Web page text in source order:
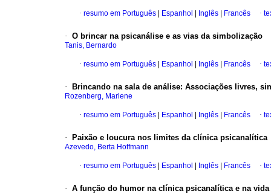
· resumo em Português Espanhol Inglês Francês ·
· O brincar na psicanálise e as vias da simbolização
Tanis, Bernardo
· resumo em Português Espanhol Inglês Francês ·
· Brincando na sala de análise: Associações livres,
Rozenberg, Marlene
· resumo em Português Espanhol Inglês Francês ·
· Paixão e loucura nos limites da clínica psicanalítica
Azevedo, Berta Hoffmann
· resumo em Português Espanhol Inglês Francês ·
· A função do humor na clínica psicanalítica e na vida